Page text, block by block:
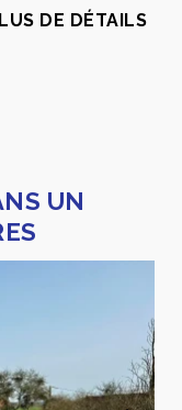
DE DÉTAILS
UN